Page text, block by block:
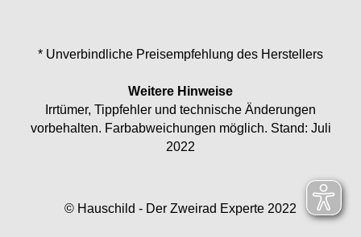
* Unverbindliche Preisempfehlung des Herstellers
Weitere Hinweise
Irrtümer, Tippfehler und technische Änderungen
vorbehalten. Farbabweichungen möglich. Stand: Juli
2022
© Hauschild - Der Zweirad Experte 2022